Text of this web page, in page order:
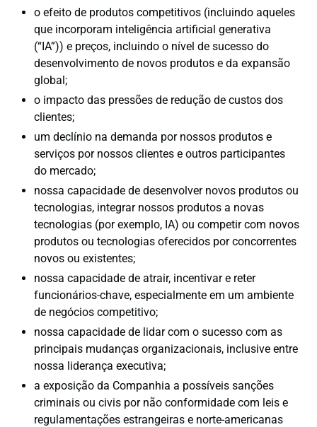
o efeito de produtos competitivos (incluindo aqueles
que incorporam inteligência artificial generativa
(“IA”)) e preços, incluindo o nível de sucesso do
desenvolvimento de novos produtos e da expansão
global;
o impacto das pressões de redução de custos dos
clientes;
um declínio na demanda por nossos produtos e
serviços por nossos clientes e outros participantes
do mercado;
nossa capacidade de desenvolver novos produtos ou
tecnologias, integrar nossos produtos a novas
tecnologias (por exemplo, IA) ou competir com novos
produtos ou tecnologias oferecidos por concorrentes
novos ou existentes;
nossa capacidade de atrair, incentivar e reter
funcionários-chave, especialmente em um ambiente
de negócios competitivo;
nossa capacidade de lidar com o sucesso com as
principais mudanças organizacionais, inclusive entre
nossa liderança executiva;
a exposição da Companhia a possíveis sanções
criminais ou civis por não conformidade com leis e
regulamentações estrangeiras e norte-americanas